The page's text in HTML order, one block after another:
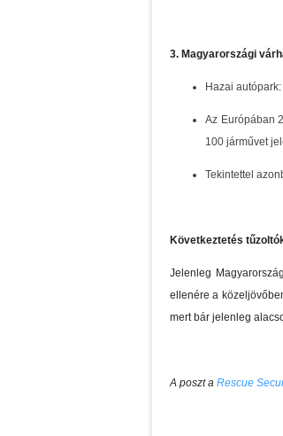
3. Magyarországi
Hazai
Az Európában
100 járművet
Tekintettel
Következtetés
Jelenleg
ellenére a
mert bár jelenleg
A poszt a Rescue